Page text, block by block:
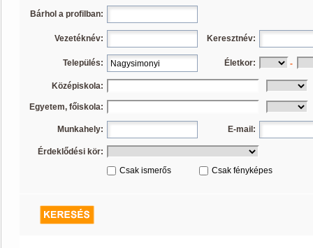
Bárhol a profilban:
Vezetéknév: Keresztnév:
Település: Életkor: -
Középiskola:
Egyetem, főiskola:
Munkahely: E-mail:
Érdeklődési kör:
Csak ismerős
Csak fényképes